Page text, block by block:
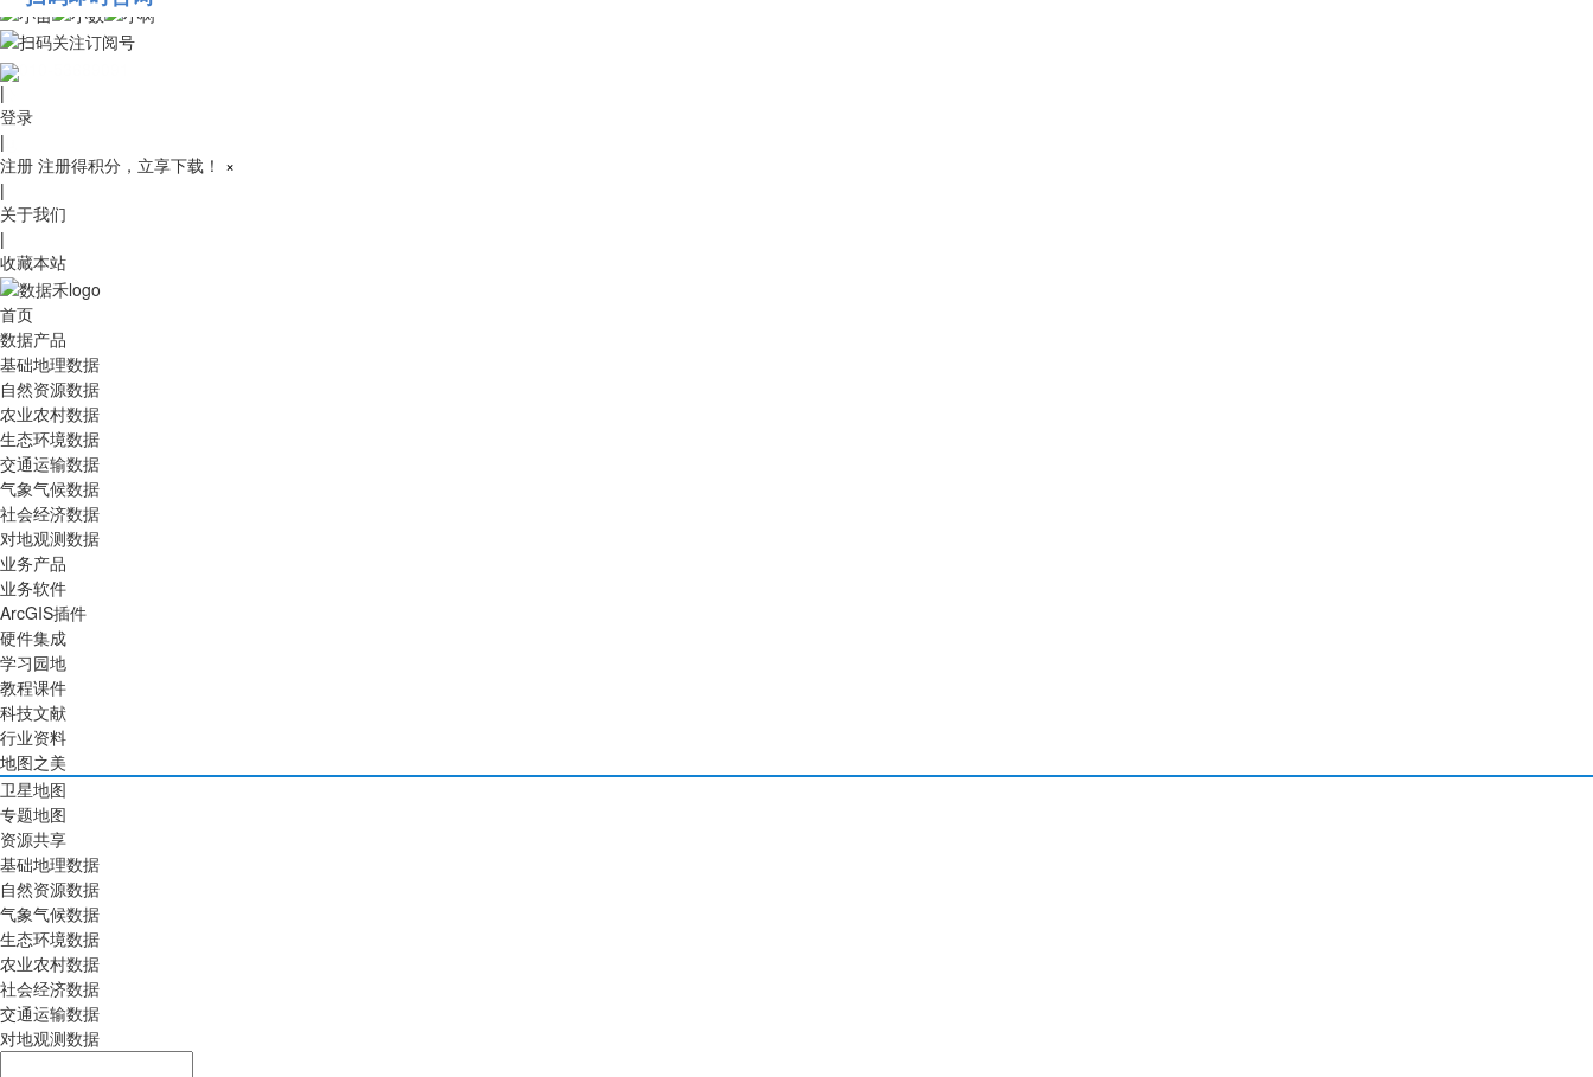
010-53689091
|
登录
|
注册 注册得积分，立享下载！ ×
|
关于我们
|
收藏本站
首页
数据产品
基础地理数据
自然资源数据
农业农村数据
生态环境数据
交通运输数据
气象气候数据
社会经济数据
对地观测数据
业务产品
业务软件
ArcGIS插件
硬件集成
学习园地
教程课件
科技文献
行业资料
地图之美
卫星地图
专题地图
资源共享
基础地理数据
自然资源数据
气象气候数据
生态环境数据
农业农村数据
社会经济数据
交通运输数据
对地观测数据